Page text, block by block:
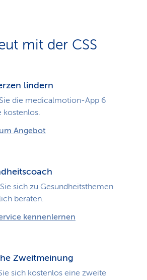
mit der CSS
lindern
die medicalmotion-App 6
kostenlos.
Angebot
Sie sich zu Gesundheits­themen
beraten.
kennenlernen
Zweitmeinung
sich kostenlos eine zweite